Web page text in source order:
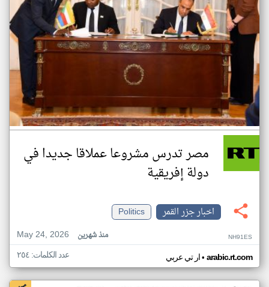
مصر تدرس مشروعا عملاقا جديدا في
دولة إفريقية
اخبار جزر القمر
Politics
May 24, 2026
منذ شهرين NH91ES
ار تي عربي• arabic.rt.com عدد الكلمات: ٢٥٤